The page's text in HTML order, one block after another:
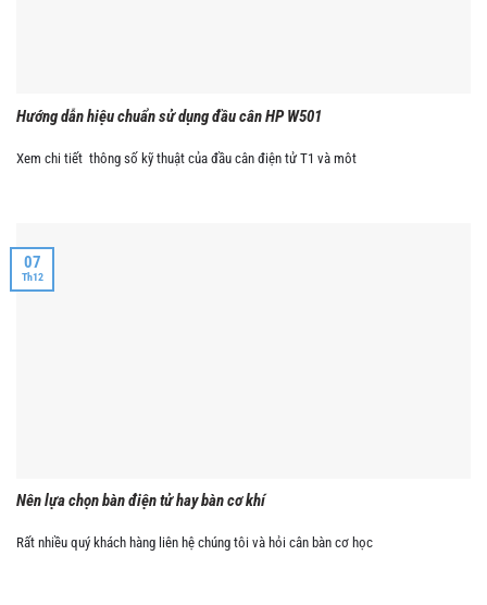
Hướng dẫn hiệu chuẩn sử dụng đầu cân HP W501
Xem chi tiết thông số kỹ thuật của đầu cân điện tử T1 và môt
Nên lựa chọn bàn điện tử hay bàn cơ khí
Rất nhiều quý khách hàng liên hệ chúng tôi và hỏi cân bàn cơ học
07
Th12